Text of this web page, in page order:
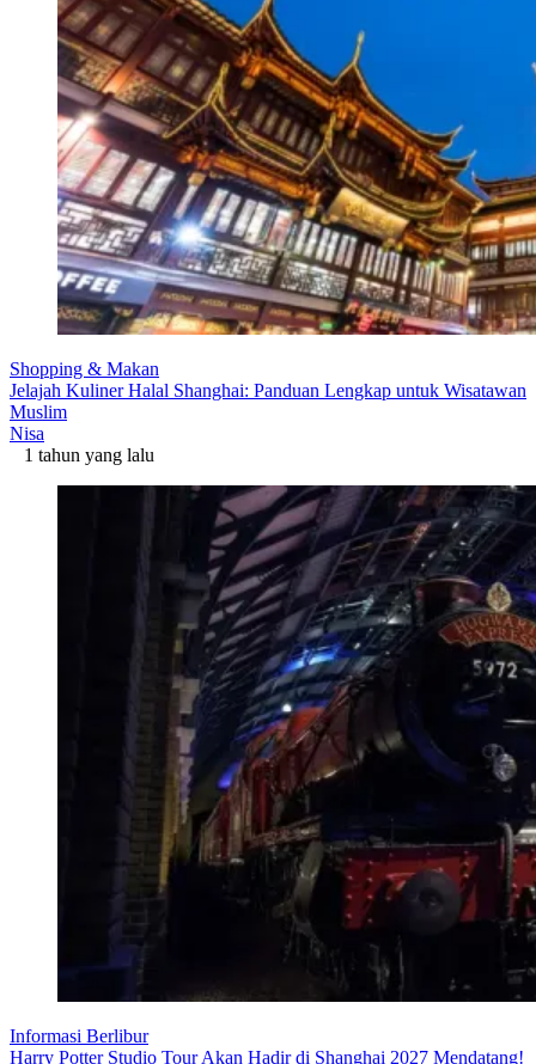
Shopping & Makan
Jelajah Kuliner Halal Shanghai: Panduan Lengkap untuk Wisatawan
Muslim
Nisa
1 tahun yang lalu
Informasi Berlibur
Harry Potter Studio Tour Akan Hadir di Shanghai 2027 Mendatang!